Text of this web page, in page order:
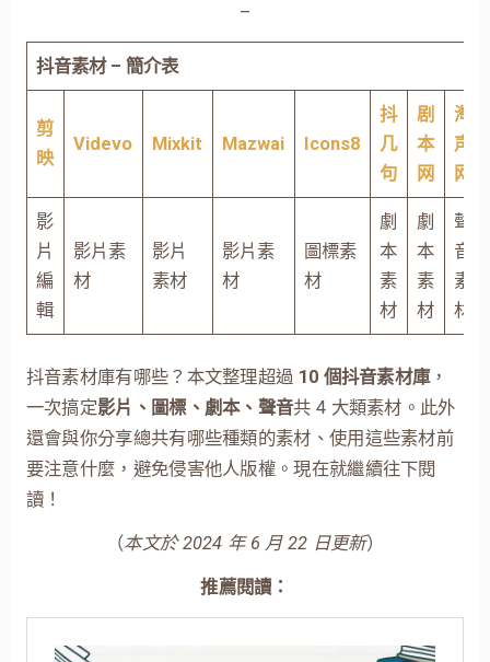
–
抖音素材 – 簡介表
剪
映
Videvo Mixkit Mazwai Icons8
抖
几
句
剧
本
网
淘
声
网
影
片
編
輯
影片素
材
影片
素材
影片素
材
圖標素
材
劇
本
素
材
劇
本
素
材
聲
音
素
材
抖音素材庫有哪些？本文整理超過 10 個抖音素材庫，
一次搞定影片、圖標、劇本、聲音共 4 大類素材。此外
還會與你分享總共有哪些種類的素材、使用這些素材前
要注意什麼，避免侵害他人版權。現在就繼續往下閱
讀！
（本文於 2024 年 6 月 22 日更新）
推薦閱讀：